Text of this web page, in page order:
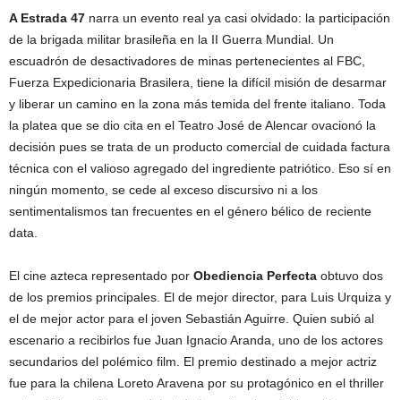
A Estrada 47 narra un evento real ya casi olvidado: la participación
de la brigada militar brasileña en la II Guerra Mundial. Un
escuadrón de desactivadores de minas pertenecientes al FBC,
Fuerza Expedicionaria Brasilera, tiene la difícil misión de desarmar
y liberar un camino en la zona más temida del frente italiano. Toda
la platea que se dio cita en el Teatro José de Alencar ovacionó la
decisión pues se trata de un producto comercial de cuidada factura
técnica con el valioso agregado del ingrediente patriótico. Eso sí en
ningún momento, se cede al exceso discursivo ni a los
sentimentalismos tan frecuentes en el género bélico de reciente
data.
El cine azteca representado por Obediencia Perfecta obtuvo dos
de los premios principales. El de mejor director, para Luis Urquiza y
el de mejor actor para el joven Sebastián Aguirre. Quien subió al
escenario a recibirlos fue Juan Ignacio Aranda, uno de los actores
secundarios del polémico film. El premio destinado a mejor actriz
fue para la chilena Loreto Aravena por su protagónico en el thriller